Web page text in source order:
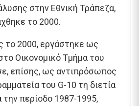
στην Εθνική Τράπεζα,
το 2000.
το 2000, εργάστηκε ως
Οικονομικό Τμήμα του
επίσης, ως αντιπρόσωπος
του G-10 τη διετία
περίοδο 1987-1995,